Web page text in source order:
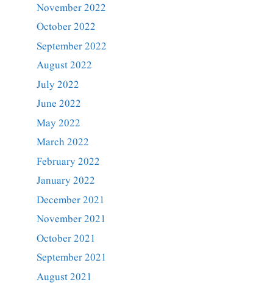
November 2022
October 2022
September 2022
August 2022
July 2022
June 2022
May 2022
March 2022
February 2022
January 2022
December 2021
November 2021
October 2021
September 2021
August 2021